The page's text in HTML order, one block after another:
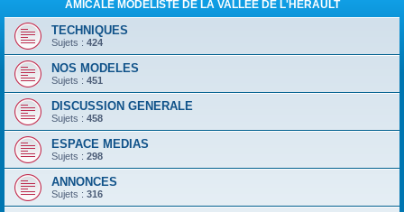
AMICALE MODELISTE DE LA VALLEE DE L'HERAULT
TECHNIQUES
Sujets : 424
NOS MODELES
Sujets : 451
DISCUSSION GENERALE
Sujets : 458
ESPACE MEDIAS
Sujets : 298
ANNONCES
Sujets : 316